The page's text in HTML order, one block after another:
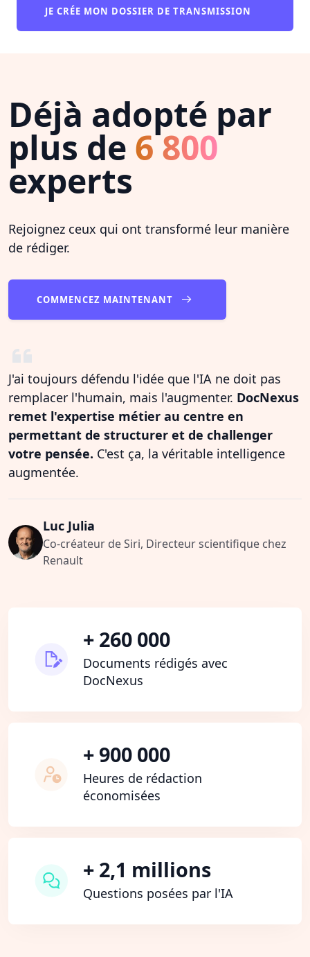
JE CRÉE MON DOSSIER DE TRANSMISSION
Déjà adopté par
plus de 6 800
experts
Rejoignez ceux qui ont transformé leur manière
de rédiger.
COMMENCEZ MAINTENANT
J'ai toujours défendu l'idée que l'IA ne doit pas
remplacer l'humain, mais l'augmenter. DocNexus
remet l'expertise métier au centre en
permettant de structurer et de challenger
votre pensée. C'est ça, la véritable intelligence
augmentée.
Luc Julia
Co-créateur de Siri, Directeur scientifique chez
Renault
+ 260 000
Documents rédigés avec
DocNexus
+ 900 000
Heures de rédaction
économisées
+ 2,1 millions
Questions posées par l'IA